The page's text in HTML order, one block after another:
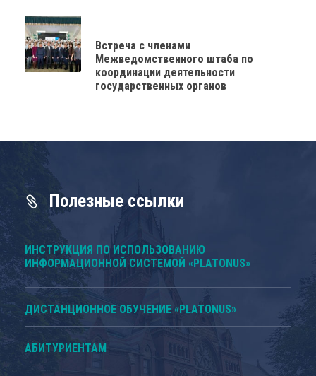
Встреча с членами
Межведомственного штаба по
координации деятельности
государственных органов
Полезные ссылки
ИНСТРУКЦИЯ ПО ИСПОЛЬЗОВАНИЮ
ИНФОРМАЦИОННОЙ СИСТЕМОЙ «PLATONUS»
ДИСТАНЦИОННОЕ ОБУЧЕНИЕ «PLATONUS»
АБИТУРИЕНТАМ